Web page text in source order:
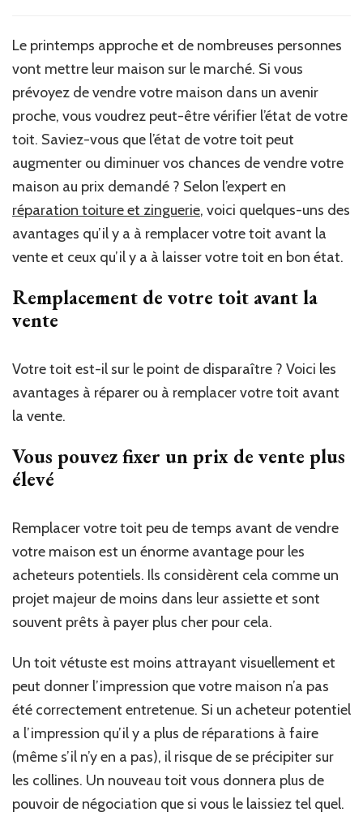
Le printemps approche et de nombreuses personnes
vont mettre leur maison sur le marché. Si vous
prévoyez de vendre votre maison dans un avenir
proche, vous voudrez peut-être vérifier l’état de votre
toit. Saviez-vous que l’état de votre toit peut
augmenter ou diminuer vos chances de vendre votre
maison au prix demandé ? Selon l’expert en
réparation toiture et zinguerie, voici quelques-uns des
avantages qu’il y a à remplacer votre toit avant la
vente et ceux qu’il y a à laisser votre toit en bon état.
Remplacement de votre toit avant la
vente
Votre toit est-il sur le point de disparaître ? Voici les
avantages à réparer ou à remplacer votre toit avant
la vente.
Vous pouvez fixer un prix de vente plus
élevé
Remplacer votre toit peu de temps avant de vendre
votre maison est un énorme avantage pour les
acheteurs potentiels. Ils considèrent cela comme un
projet majeur de moins dans leur assiette et sont
souvent prêts à payer plus cher pour cela.
Un toit vétuste est moins attrayant visuellement et
peut donner l’impression que votre maison n’a pas
été correctement entretenue. Si un acheteur potentiel
a l’impression qu’il y a plus de réparations à faire
(même s’il n’y en a pas), il risque de se précipiter sur
les collines. Un nouveau toit vous donnera plus de
pouvoir de négociation que si vous le laissiez tel quel.